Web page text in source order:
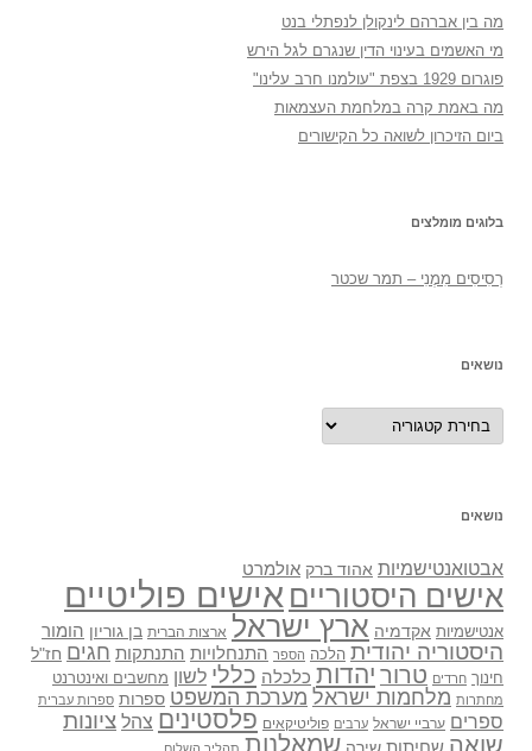
מה בין אברהם לינקולן לנפתלי בנט
מי האשמים בעינוי הדין שנגרם לגל הירש
פוגרום 1929 בצפת "עולמנו חרב עלינו"
מה באמת קרה במלחמת העצמאות
ביום הזיכרון לשואה כל הקישורים
בלוגים מומלצים
רְסִיסִים מִמֶנִי – תמר שכטר
נושאים
נושאים
נושאים
אבטואנטישמיות אהוד ברק אולמרט
אישים היסטוריים אישים פוליטיים
אנטישמיות אקדמיה ארץ ישראל ארצות הברית בן גוריון הומור
היסטוריה יהודית הלכה הספר התנחלויות התנתקות חגים חז"ל
חינוך חרדים טרור יהדות כלכלה כללי לשון מחשבים ואינטרנט
מחתרות מלחמות ישראל מערכת המשפט ספרות ספרות עברית
ספרים ערביי ישראל ערבים פוליטיקאים פלסטינים צהל ציונות
שואה שחיתות שמאלנות